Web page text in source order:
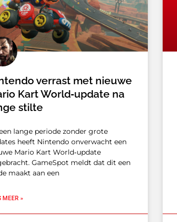
verrast met nieuwe
Kart World‑update na
stilte
lange periode zonder grote
heeft Nintendo onverwacht een
Mario Kart World‑update
GameSpot meldt dat dit een
maakt aan een
MEER »